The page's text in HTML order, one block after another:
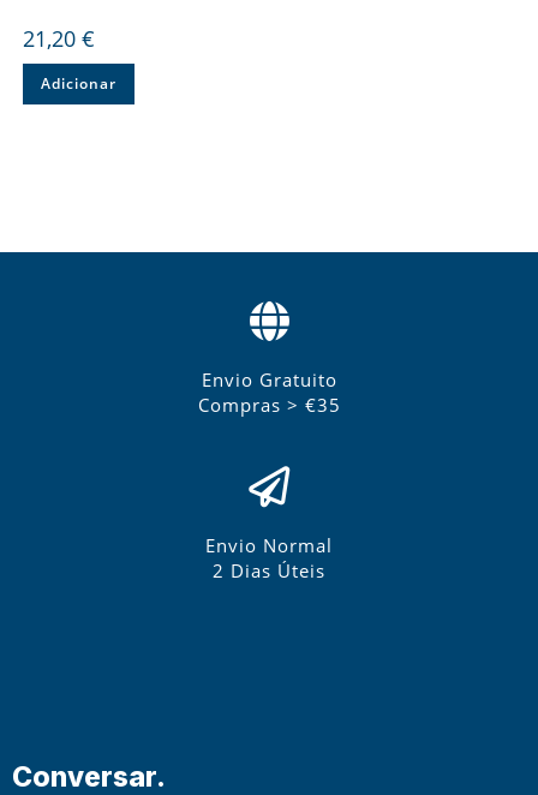
21,20 €
Adicionar
Envio Gratuito
Compras > €35
Envio Normal
2 Dias Úteis
Conversar.